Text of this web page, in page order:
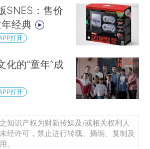
SNES：售价
经典
打开
化的“童年”成
打开
知识产权为财新传媒及/或相关权利人
经许可，禁止进行转载、摘编、复制及
。